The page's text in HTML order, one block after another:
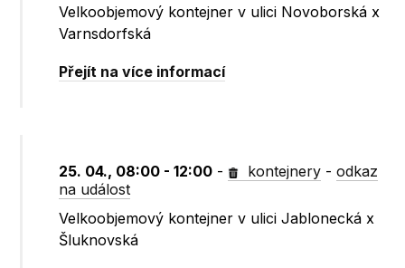
Velkoobjemový kontejner v ulici Novoborská x
Varnsdorfská
Přejít na více informací
25. 04., 08:00 - 12:00 - kontejnery -odkaz
na událost
Velkoobjemový kontejner v ulici Jablonecká x
Šluknovská